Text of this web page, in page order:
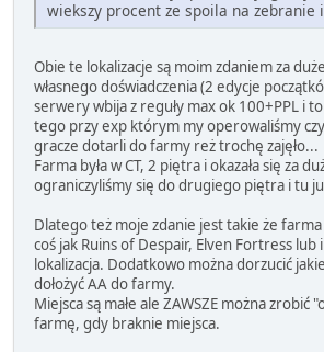
wiekszy procent ze spoila na zebranie
Obie te lokalizacje są moim zdaniem za
własnego doświadczenia (2 edycje
serwery wbija z reguły max ok 100+PPL i
tego przy exp którym my operowaliśmy
gracze dotarli do farmy reż trochę zajęło...
Farma była w CT, 2 piętra i okazała się za
ograniczyliśmy się do drugiego piętra i tu
Dlatego też moje zdanie jest takie że farma
coś jak Ruins of Despair, Elven Fortress lub
lokalizacja. Dodatkowo można dorzucić
dołożyć AA do farmy.
Miejsca są małe ale ZAWSZE można zrobić
farmę, gdy braknie miejsca.